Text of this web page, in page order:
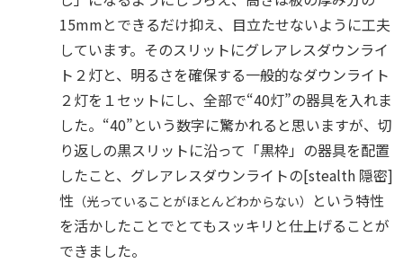
15mmとできるだけ抑え、目立たせないように工夫
しています。そのスリットにグレアレスダウンライ
ト２灯と、明るさを確保する一般的なダウンライト
２灯を１セットにし、全部で“40灯”の器具を入れま
した。“40”という数字に驚かれると思いますが、切
り返しの黒スリットに沿って「黒枠」の器具を配置
したこと、グレアレスダウンライトの[stealth 隠密]
性 （光っていることがほとんどわからない）
という特性
を活かしたことでとてもスッキリと仕上げることが
できました。